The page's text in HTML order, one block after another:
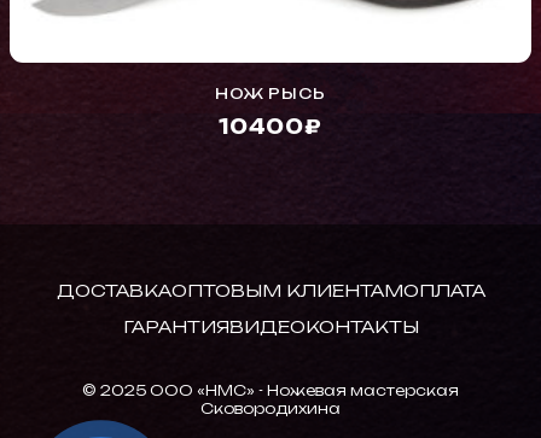
НОЖ РЫСЬ
10400₽
ДОСТАВКАОПТОВЫМ КЛИЕНТАМОПЛАТА
ГАРАНТИЯВИДЕОКОНТАКТЫ
© 2025 ООО «НМС» - Ножевая мастерская
Сковородихина